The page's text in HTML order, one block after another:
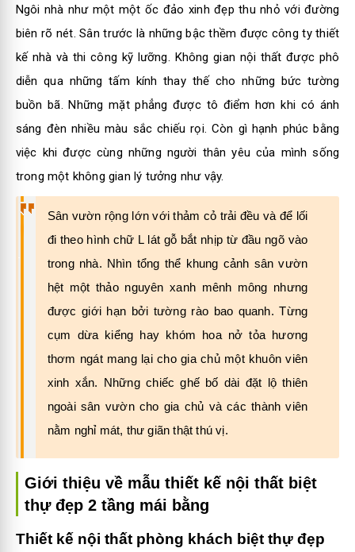
Ngôi nhà như một một ốc đảo xinh đẹp thu nhỏ với đường
biên rõ nét. Sân trước là những bậc thềm được công ty thiết
kế nhà và thi công kỹ lưỡng. Không gian nội thất được phô
diễn qua những tấm kính thay thế cho những bức tường
buồn bã. Những mặt phẳng được tô điểm hơn khi có ánh
sáng đèn nhiều màu sắc chiếu rọi. Còn gì hạnh phúc bằng
việc khi được cùng những người thân yêu của mình sống
trong một không gian lý tưởng như vậy.
Sân vườn rộng lớn với thảm cỏ trải đều và để lối
đi theo hình chữ L lát gỗ bắt nhịp từ đầu ngõ vào
trong nhà. Nhìn tổng thể khung cảnh sân vườn
hệt một thảo nguyên xanh mênh mông nhưng
được giới hạn bởi tường rào bao quanh. Từng
cụm dừa kiểng hay khóm hoa nở tỏa hương
thơm ngát mang lại cho gia chủ một khuôn viên
xinh xắn. Những chiếc ghế bố dài đặt lộ thiên
ngoài sân vườn cho gia chủ và các thành viên
nằm nghỉ mát, thư giãn thật thú vị.
Giới thiệu về mẫu thiết kế nội thất biệt
thự đẹp 2 tầng mái bằng
Thiết kế nội thất phòng khách biệt thự đẹp